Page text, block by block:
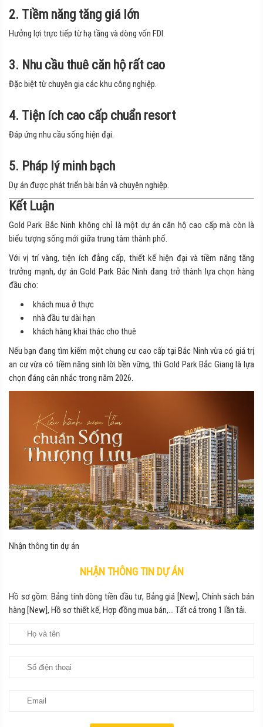
2. Tiềm năng tăng giá lớn
Hưởng lợi trực tiếp từ hạ tầng và dòng vốn FDI.
3. Nhu cầu thuê căn hộ rất cao
Đặc biệt từ chuyên gia các khu công nghiệp.
4. Tiện ích cao cấp chuẩn resort
Đáp ứng nhu cầu sống hiện đại.
5. Pháp lý minh bạch
Dự án được phát triển bài bản và chuyên nghiệp.
Kết Luận
Gold Park Bắc Ninh không chỉ là một dự án căn hộ cao cấp mà còn là
biểu tượng sống mới giữa trung tâm thành phố.
Với vị trí vàng, tiện ích đẳng cấp, thiết kế hiện đại và tiềm năng tăng
trưởng mạnh, dự án Gold Park Bắc Ninh đang trở thành lựa chọn hàng
đầu cho:
khách mua ở thực
nhà đầu tư dài hạn
khách hàng khai thác cho thuê
Nếu bạn đang tìm kiếm một chung cư cao cấp tại Bắc Ninh vừa có giá trị
an cư vừa có tiềm năng sinh lời bền vững, thì Gold Park Bắc Giang là lựa
chọn đáng cân nhắc trong năm 2026.
Nhận thông tin dự án
NHẬN THÔNG TIN DỰ ÁN
Hồ sơ gồm: Bảng tính dòng tiền đầu tư, Bảng giá [New], Chính sách bán
hàng [New], Hồ sơ thiết kế, Hợp đồng mua bán,... Tất cả trong 1 lần tải.